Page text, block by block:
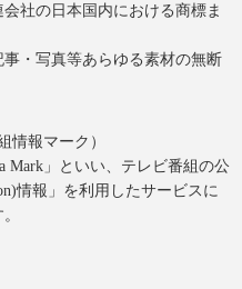
社の日本国内における商標ま
・写真等あらゆる素材の無断
情報マーク）
Mark」といい、テレビ番組の公
情報」を利用したサービスに